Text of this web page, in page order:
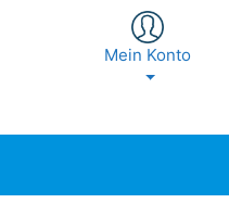
Mein Konto